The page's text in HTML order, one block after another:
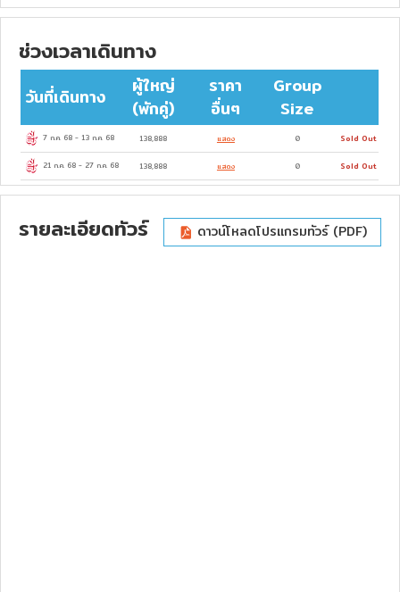
ช่วงเวลาเดินทาง
วันที่เดินทาง
ผู้ใหญ่
(พักคู่)
ราคา
อื่นๆ
Group
Size
7 ก.ค. 68 - 13 ก.ค. 68 138,888 แสดง 0 Sold Out
21 ก.ค. 68 - 27 ก.ค. 68 138,888 แสดง 0 Sold Out
รายละเอียดทัวร์ ดาวน์โหลดโปรแกรมทัวร์ (PDF)